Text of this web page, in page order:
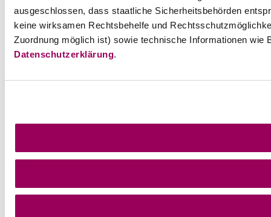
ausgeschlossen, dass staatliche Sicherheitsbehörden
keine wirksamen Rechtsbehelfe und
Zuordnung möglich ist) sowie technische Informationen
Datenschutzerklärung.